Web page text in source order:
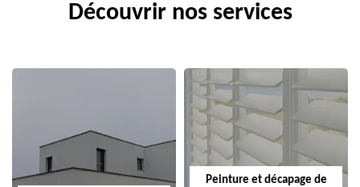
Découvrir nos services
Peinture et décapage de